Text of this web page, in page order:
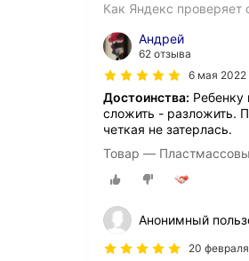
Как Яндекс проверяет
Андрей
62 отзыва
6 мая 2022
Достоинства: Ребенку
сложить - разложить.
четкая не затерлась.
Товар —
Анонимный
20